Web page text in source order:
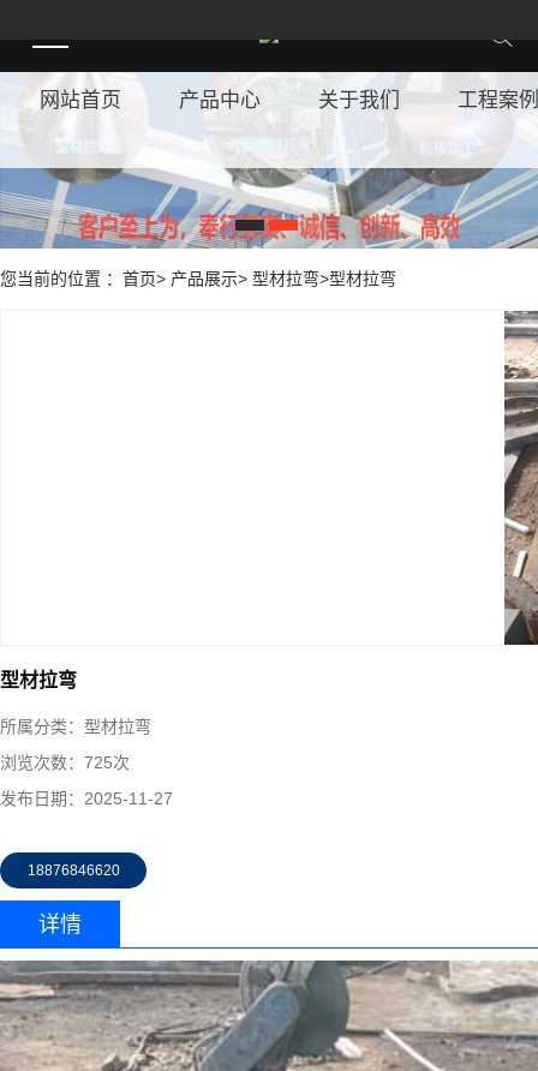
1 2
网站首页 产品中心 关于我们 工程案例
您当前的位置 ：首页> 产品展示> 型材拉弯>型材拉弯
型材拉弯
所属分类： 型材拉弯
浏览次数： 725次
发布日期： 2025-11-27
18876846620
详情